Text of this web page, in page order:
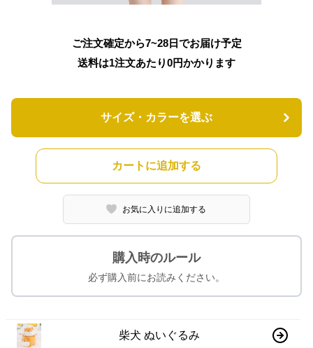
ご注文確定から7~28日でお届け予定
送料は1注文あたり0円かかります
サイズ・カラーを選ぶ
カートに追加する
お気に入りに追加する
購入時のルール
必ず購入前にお読みください。
柴犬 ぬいぐるみ